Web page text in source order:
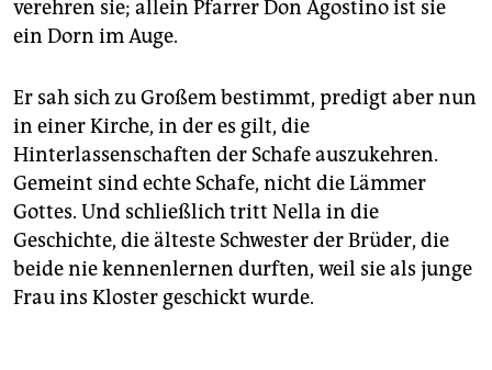
verehren sie; allein Pfarrer Don Agostino ist sie
ein Dorn im Auge.
Er sah sich zu Großem bestimmt, predigt aber nun
in einer Kirche, in der es gilt, die
Hinterlassenschaften der Schafe auszukehren.
Gemeint sind echte Schafe, nicht die Lämmer
Gottes. Und schließlich tritt Nella in die
Geschichte, die älteste Schwester der Brüder, die
beide nie kennenlernen durften, weil sie als junge
Frau ins Kloster geschickt wurde.